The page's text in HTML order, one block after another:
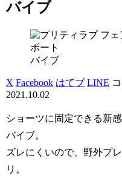
バイブ
バイブ
X Facebook はてブ LINE
2021.10.02
ショーツに固定できる新
バイブ。
ズレにくいので、野外プ
リ。